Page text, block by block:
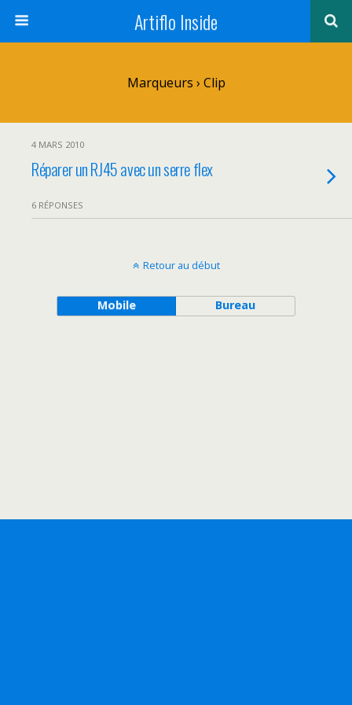
Artiflo Inside
Marqueurs › Clip
4 MARS 2010
Réparer un RJ45 avec un serre flex
6 RÉPONSES
Retour au début
Mobile Bureau